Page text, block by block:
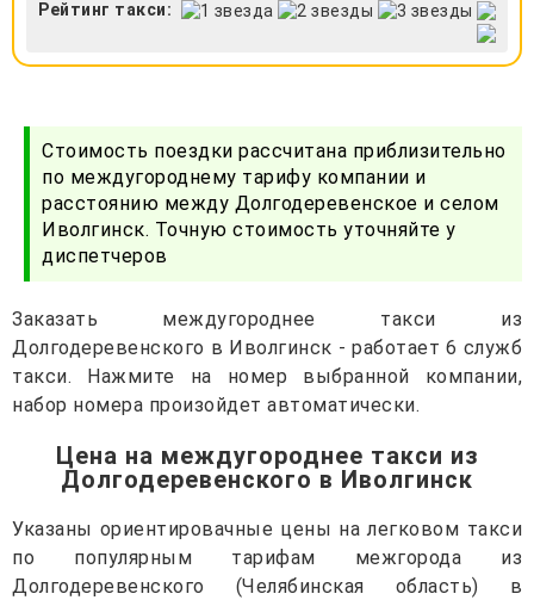
Рейтинг такси:
Стоимость поездки рассчитана приблизительно
по междугороднему тарифу компании и
расстоянию между Долгодеревенское и селом
Иволгинск. Точную стоимость уточняйте у
диспетчеров
Заказать междугороднее такси из
Долгодеревенского в Иволгинск - работает 6 служб
такси. Нажмите на номер выбранной компании,
набор номера произойдет автоматически.
Цена на междугороднее такси из
Долгодеревенского в Иволгинск
Указаны ориентировачные цены на легковом такси
по популярным тарифам межгорода из
Долгодеревенского (Челябинская область) в